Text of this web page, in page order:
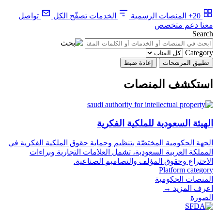
20+ المنصات الرسمية الخدمات تصفّح الكل
تواصل
معنا دعم متخصص
Search
Category
استكشف المنصات
الهيئة السعودية للملكية الفكرية
الجهة الحكومية المختصّة بتنظيم وحماية حقوق الملكية الفكرية في
المملكة العربية السعودية، تشمل العلامات التجارية وبراءات
الاختراع وحقوق المؤلف والتصاميم الصناعية.
Platform category
المنصات الحكومية
اعرف المزيد →
الصورة